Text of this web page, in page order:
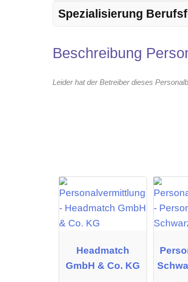
Spezialisierung
Beschreibung
Leider hat der Betreiber dieses
Headmatch
GmbH & Co. KG